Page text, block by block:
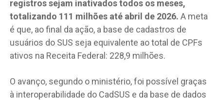
registros sejam inativados todos os meses,
totalizando 111 milhões até abril de 2026. A meta
é que, ao final da ação, a base de cadastros de
usuários do SUS seja equivalente ao total de CPFs
ativos na Receita Federal: 228,9 milhões.
O avanço, segundo o ministério, foi possível graças
à interoperabilidade do CadSUS e da base de dados